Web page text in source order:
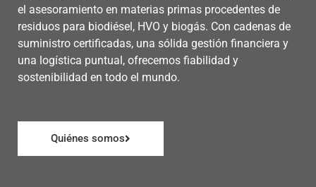
el asesoramiento en materias primas procedentes de
residuos para biodiésel, HVO y biogás. Con cadenas de
suministro certificadas, una sólida gestión financiera y
una logística puntual, ofrecemos fiabilidad y
sostenibilidad en todo el mundo.
Quiénes somos